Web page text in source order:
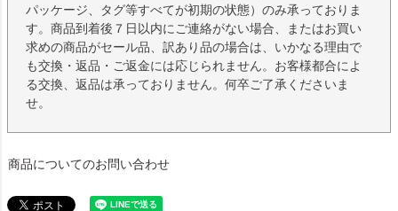
パッケージ、タグ等すべてが初期の状態）のみ承っておりま
す。商品到着後７日以内にご連絡がない場合、またはお買い
求めの商品がセール品、訳あり品の場合は、いかなる理由で
も交換・返品・ご返金には応じられません。お客様都合によ
る交換、返品は承っておりません。何卒ご了承くださいま
せ。
商品についてのお問い合わせ